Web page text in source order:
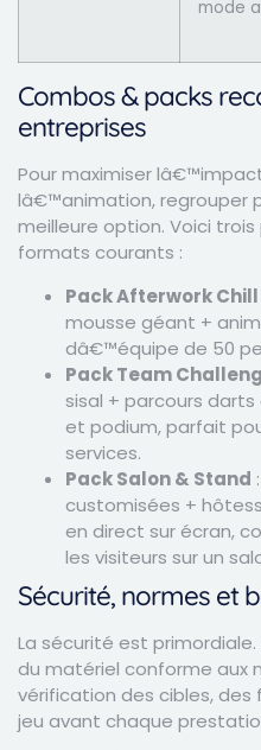
mode
Combos & packs
entreprises
Pour maximiser
lâ€™animation, regrouper
meilleure option. Voici
formats courants :
Pack Afterwork Chill
mousse géant +
dâ€™équipe de 50
Pack Team
sisal + parcours
et podium, parfait
services.
Pack Salon & Stand
customisées +
en direct sur écran,
les visiteurs sur un
Sécurité, normes et
La sécurité est
du matériel conforme aux
vérification des cibles,
jeu avant chaque